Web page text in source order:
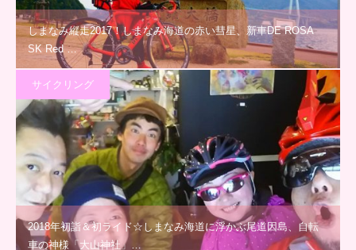
しまなみ縦走2017！しまなみ海道の赤い彗星、新車DE ROSA
SK Red …
サイクリング
2018年初詣＆初ライド☆しまなみ海道に浮かぶ尾道因島、自転
車の神様「大山神社」…